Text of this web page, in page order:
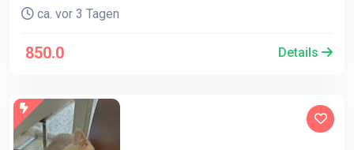
ca. vor 3 Tagen
850.0 Details